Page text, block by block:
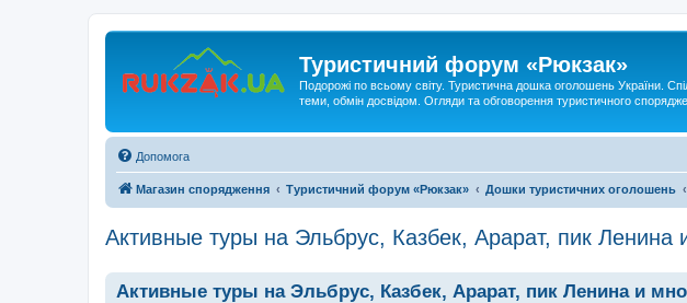
Туристичний форум «Рюкзак»
Подорожі по всьому світу. Туристична дошка оголошень України.
теми, обмін досвідом. Огляди та обговорення туристичного
Допомога
Магазин спорядження Туристичний форум «Рюкзак» Дошки туристичних оголошень
Активные туры на Эльбрус, Казбек, Арарат, пик Ленина
Активные туры на Эльбрус, Казбек, Арарат, пик Ленина и